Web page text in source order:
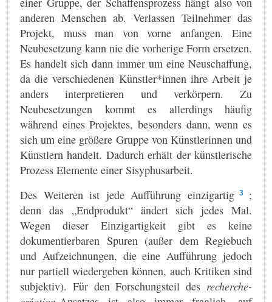
anderen Menschen ab. Verlassen Teilnehmer das
Projekt, muss man von vorne anfangen. Eine
Neubesetzung kann nie die vorherige Form ersetzen.
Es handelt sich dann immer um eine Neuschaffung,
da die verschiedenen Künstler*innen ihre Arbeit je
anders interpretieren und verkörpern. Zu
Neubesetzungen kommt es allerdings häufig
während eines Projektes, besonders dann, wenn es
sich um eine größere Gruppe von Künstlerinnen und
Künstlern handelt. Dadurch erhält der künstlerische
Prozess Elemente einer Sisyphusarbeit.
Des Weiteren ist jede Aufführung einzigartig3 ;
denn das „Endprodukt“ ändert sich jedes Mal.
Wegen dieser Einzigartigkeit gibt es keine
dokumentierbaren Spuren (außer dem Regiebuch
und Aufzeichnungen, die eine Aufführung jedoch
nur partiell wiedergeben können, auch Kritiken sind
subjektiv). Für den Forschungsteil des recherche-